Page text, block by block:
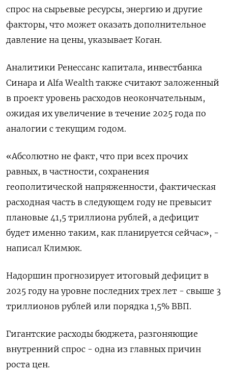
спрос на сырьевые ресурсы, энергию и другие
факторы, что может оказать дополнительное
давление на цены, указывает Коган.
Аналитики Ренессанс капитала, инвестбанка
Синара и Alfa Wealth также считают заложенный
в проект уровень расходов неокончательным,
ожидая их увеличение в течение 2025 года по
аналогии с текущим годом.
«Абсолютно не факт, что при всех прочих
равных, в частности, сохранения
геополитической напряженности, фактическая
расходная часть в следующем году не превысит
плановые 41,5 триллиона рублей, а дефицит
будет именно таким, как планируется сейчас», -
написал Климюк.
Надоршин прогнозирует итоговый дефицит в
2025 году на уровне последних трех лет - свыше 3
триллионов рублей или порядка 1,5% ВВП.
Гигантские расходы бюджета, разгоняющие
внутренний спрос - одна из главных причин
роста цен.